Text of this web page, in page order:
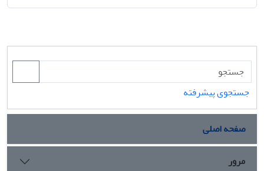
جستجوی پیشرفته
صفحه اصلی
مرور